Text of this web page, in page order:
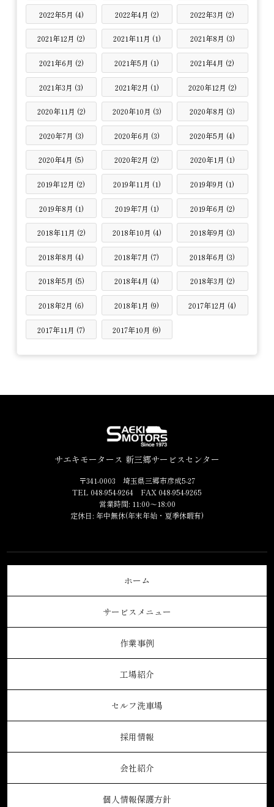
2022年5月 (4) 2022年4月 (2) 2022年3月 (2)
2021年12月 (2) 2021年11月 (1) 2021年8月 (3)
2021年6月 (2) 2021年5月 (1) 2021年4月 (2)
2021年3月 (3) 2021年2月 (1) 2020年12月 (2)
2020年11月 (2) 2020年10月 (3) 2020年8月 (3)
2020年7月 (3) 2020年6月 (3) 2020年5月 (4)
2020年4月 (5) 2020年2月 (2) 2020年1月 (1)
2019年12月 (2) 2019年11月 (1) 2019年9月 (1)
2019年8月 (1) 2019年7月 (1) 2019年6月 (2)
2018年11月 (2) 2018年10月 (4) 2018年9月 (3)
2018年8月 (4) 2018年7月 (7) 2018年6月 (3)
2018年5月 (5) 2018年4月 (4) 2018年3月 (2)
2018年2月 (6) 2018年1月 (9) 2017年12月 (4)
2017年11月 (7) 2017年10月 (9)
サエキモータース 新三郷サービスセンター
〒341-0003 埼玉県三郷市彦成5-27
TEL 048-954-9264 FAX 048-954-9265
営業時間: 11:00～18:00
定休日: 年中無休(年末年始・夏季休暇有)
ホーム
サービスメニュー
作業事例
工場紹介
セルフ洗車場
採用情報
会社紹介
個人情報保護方針